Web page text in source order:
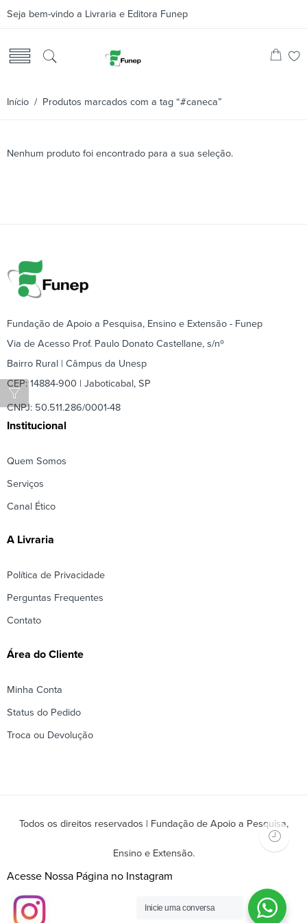
Seja bem-vindo a Livraria e Editora Funep
Início / Produtos marcados com a tag “#caneca”
Nenhum produto foi encontrado para a sua seleção.
Fundação de Apoio a Pesquisa, Ensino e Extensão - Funep
Via de Acesso Prof. Paulo Donato Castellane, s/nº
Bairro Rural | Câmpus da Unesp
CEP: 14884-900 | Jaboticabal, SP
CNPJ: 50.511.286/0001-48
Institucional
Quem Somos
Serviços
Canal Ético
A Livraria
Política de Privacidade
Perguntas Frequentes
Contato
Área do Cliente
Minha Conta
Status do Pedido
Troca ou Devolução
Todos os direitos reservados | Fundação de Apoio a Pesquisa,
Ensino e Extensão.
Acesse Nossa Página no Instagram
Inicie uma conversa